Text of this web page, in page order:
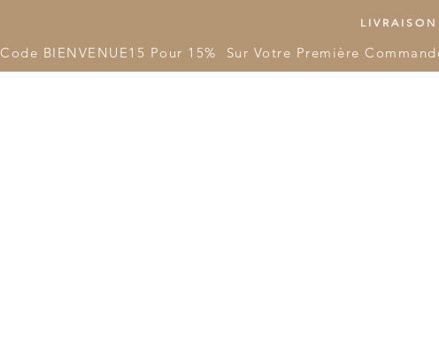
LIVRAISON
Code BIENVENUE15 Pour 15%  Sur Votre Première